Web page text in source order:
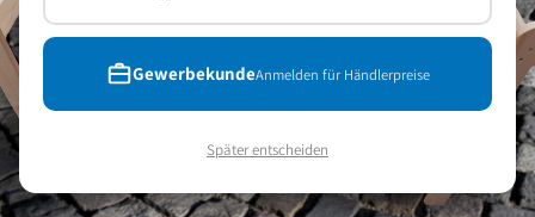
GewerbekundeAnmelden für Händlerpreise
Später entscheiden